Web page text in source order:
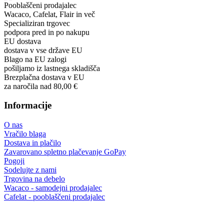
Pooblaščeni prodajalec
Wacaco, Cafelat, Flair in več
Specializiran trgovec
podpora pred in po nakupu
EU dostava
dostava v vse države EU
Blago na EU zalogi
pošiljamo iz lastnega skladišča
Brezplačna dostava v EU
za naročila nad 80,00 €
Informacije
O nas
Vračilo blaga
Dostava in plačilo
Zavarovano spletno plačevanje GoPay
Pogoji
Sodelujte z nami
Trgovina na debelo
Wacaco - samodejni prodajalec
Cafelat - pooblaščeni prodajalec